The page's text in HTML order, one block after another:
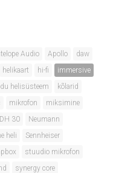
Audio Apollo
daw
helikaart hi-fi
immersive
helisüsteem
kõlarid
mikrofon
miksimine
30
Neumann
heli
Sennheiser
stuudio mikrofon
synergy core